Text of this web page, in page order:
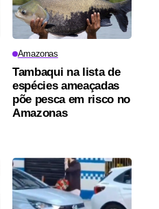
Amazonas
Tambaqui na lista de
espécies ameaçadas
põe pesca em risco no
Amazonas